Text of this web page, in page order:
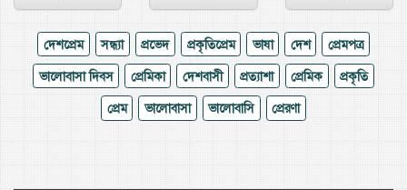
দেশপ্রেম সন্ধ্যা প্রভেদ প্রকৃতিপ্রেম ভাষা দেশ
প্রেমপত্র
ভালোবাসা দিবস
প্রেমিকা দেশবাসী প্রত্যাশা প্রেমিক
প্রকৃতি
প্রেম
ভালোবাসা ভালোবাসি প্রেরণা